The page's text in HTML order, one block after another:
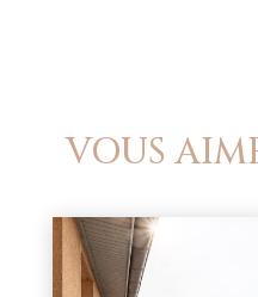
VOUS